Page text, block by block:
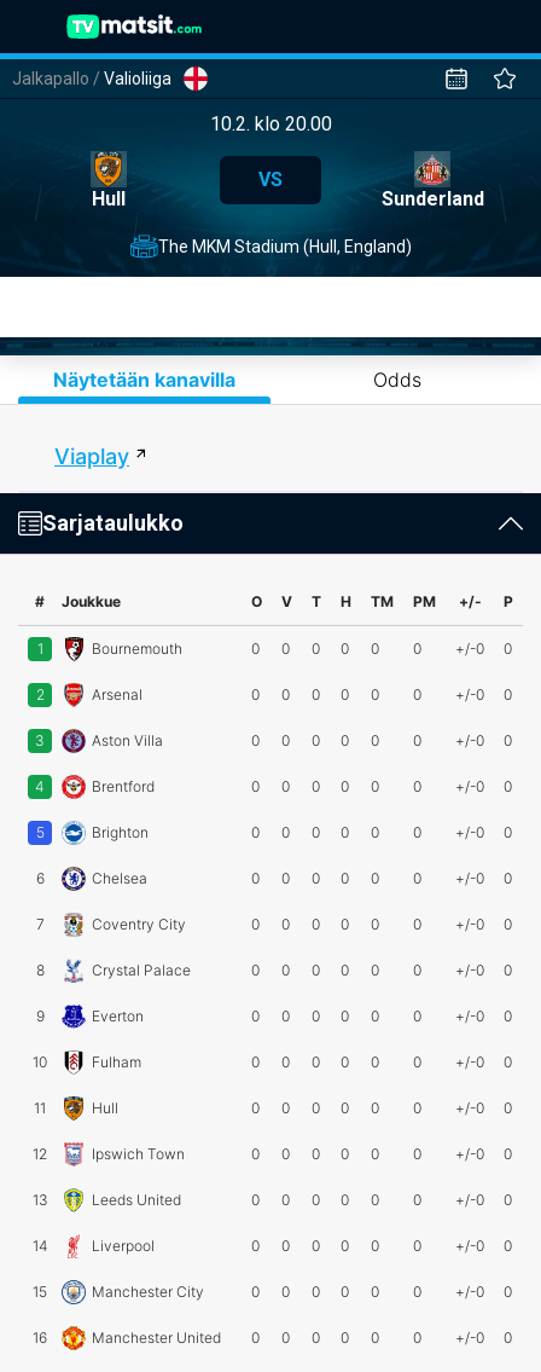
Jalkapallo /Valioliiga
10.2. klo 20.00
Hull
VS
Sunderland
The MKM Stadium (Hull, England)
Näytetään kanavilla Odds
Viaplay
Sarjataulukko
# Joukkue O V T H TM PM +/- P
1 Bournemouth 0 0 0 0 0 0 +/-0 0
2 Arsenal 0 0 0 0 0 0 +/-0 0
3 Aston Villa 0 0 0 0 0 0 +/-0 0
4 Brentford 0 0 0 0 0 0 +/-0 0
5 Brighton 0 0 0 0 0 0 +/-0 0
6 Chelsea 0 0 0 0 0 0 +/-0 0
7 Coventry City 0 0 0 0 0 0 +/-0 0
8 Crystal Palace 0 0 0 0 0 0 +/-0 0
9 Everton 0 0 0 0 0 0 +/-0 0
10 Fulham 0 0 0 0 0 0 +/-0 0
11 Hull 0 0 0 0 0 0 +/-0 0
12 Ipswich Town 0 0 0 0 0 0 +/-0 0
13 Leeds United 0 0 0 0 0 0 +/-0 0
14 Liverpool 0 0 0 0 0 0 +/-0 0
15 Manchester City 0 0 0 0 0 0 +/-0 0
16 Manchester United 0 0 0 0 0 0 +/-0 0